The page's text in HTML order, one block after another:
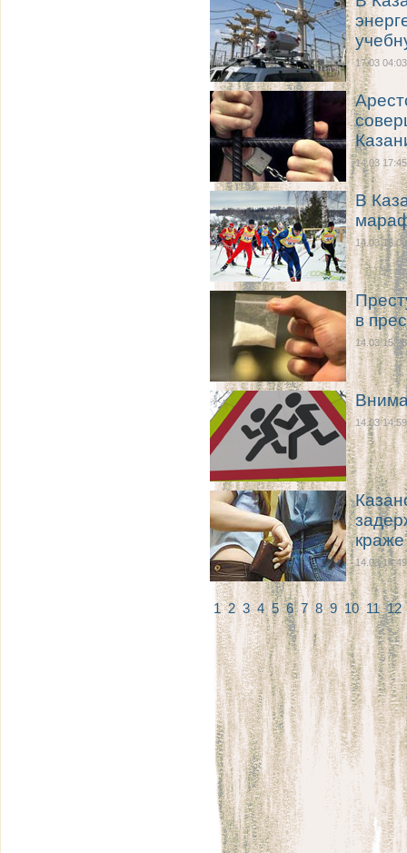
17.03 04:03
14.03 17:45
В
14.03 16:00
в
14.03 15:25
14.03 14:59
краже
14.03 14:49
12 3456789101112